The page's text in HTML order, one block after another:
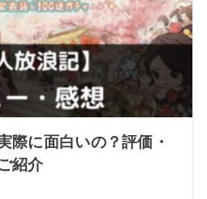
際に面白いの？評価・
紹介